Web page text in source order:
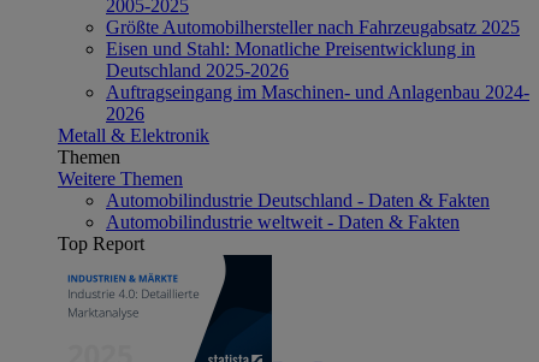
2005-2025
Größte Automobilhersteller nach Fahrzeugabsatz 2025
Eisen und Stahl: Monatliche Preisentwicklung in
Deutschland 2025-2026
Auftragseingang im Maschinen- und Anlagenbau 2024-
2026
Metall & Elektronik
Themen
Weitere Themen
Automobilindustrie Deutschland - Daten & Fakten
Automobilindustrie weltweit - Daten & Fakten
Top Report